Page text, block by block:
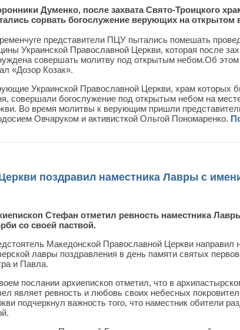
Думенко, после захвата Свято-Троицкого
сорвать богослужение верующих на открытом
представители ПЦУ пытались помешать
Украинской Православной Церкви, которая после
совершать молитву под открытым небом.Об
«Дозор Козак».
Украинской Православной Церкви, храм которых
совершали богослужение под открытым небом на
Во время молитвы к верующим пришли
Овчаруком и активисткой Ольгой Пономаренко.
поздравил наместника Лавры с
Стефан отметил ревность наместника
со своей паствой.
Македонской Православной Церкви направил
лавры поздравления в день памяти святых
и Павла.
послании архиепископ отметил, что в
являет ревность и любовь своих небесных
подчеркнул важность того, что наместник обители